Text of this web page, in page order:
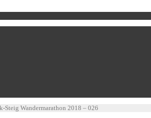
Steig Wandermarathon 2018 – 026